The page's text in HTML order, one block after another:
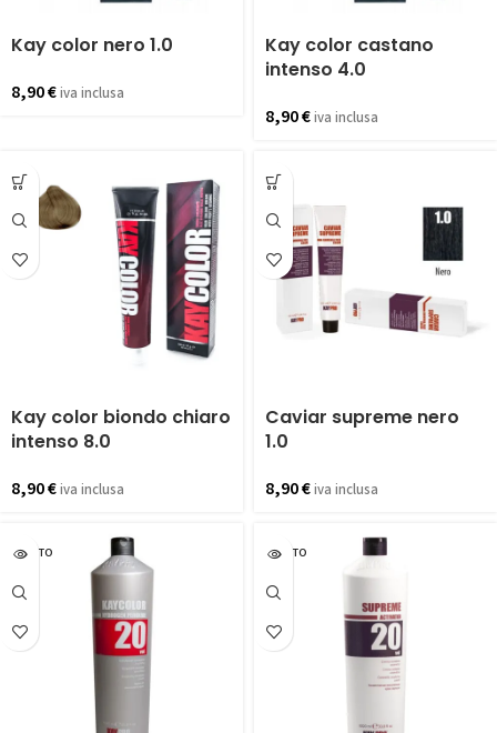
Kay color nero 1.0
8,90€iva inclusa
Kay color castano
intenso 4.0
8,90€iva inclusa
Kay color biondo chiaro
intenso 8.0
8,90€iva inclusa
Caviar supreme nero
1.0
8,90€iva inclusa
ESAURITO ESAURITO